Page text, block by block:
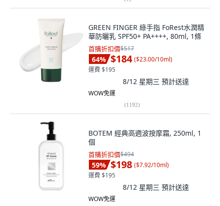
GREEN FINGER 綠手指 FoRest水潤精
華防曬乳 SPF50+ PA++++, 80ml, 1條
首購折扣價$517
64% $184 ($23.00/10ml)
運費 $195
8/12 星期三 預計送達
WOW免運
(1192)
BOTEM 經典高週波按摩霜, 250ml, 1
個
首購折扣價$494
59% $198 ($7.92/10ml)
運費 $195
8/12 星期三 預計送達
WOW免運